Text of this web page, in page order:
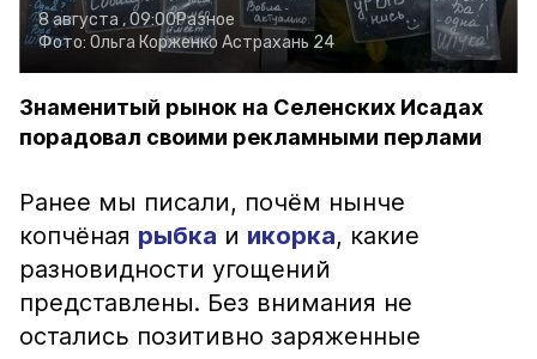
8 августа , 09:00Разное
Фото: Ольга Корженко Астрахань 24
Знаменитый рынок на Селенских Исадах
порадовал своими рекламными перлами
Ранее мы писали, почём нынче
копчёная рыбка и икорка, какие
разновидности угощений
представлены. Без внимания не
остались позитивно заряженные